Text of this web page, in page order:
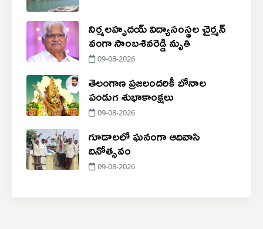
నిర్మలహృదయ్ విద్యాసంస్థల చైర్మన్
వంగా సాంబశివరెడ్డి మృతి
09-08-2026
తెలంగాణ ప్రజలందరికీ బోనాల
పండుగ శుభాకాంక్షలు
09-08-2026
గూడాలలో ఘనంగా ఆదివాసి
దినోత్సవం
09-08-2026